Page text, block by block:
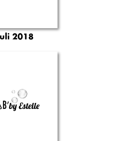
2018